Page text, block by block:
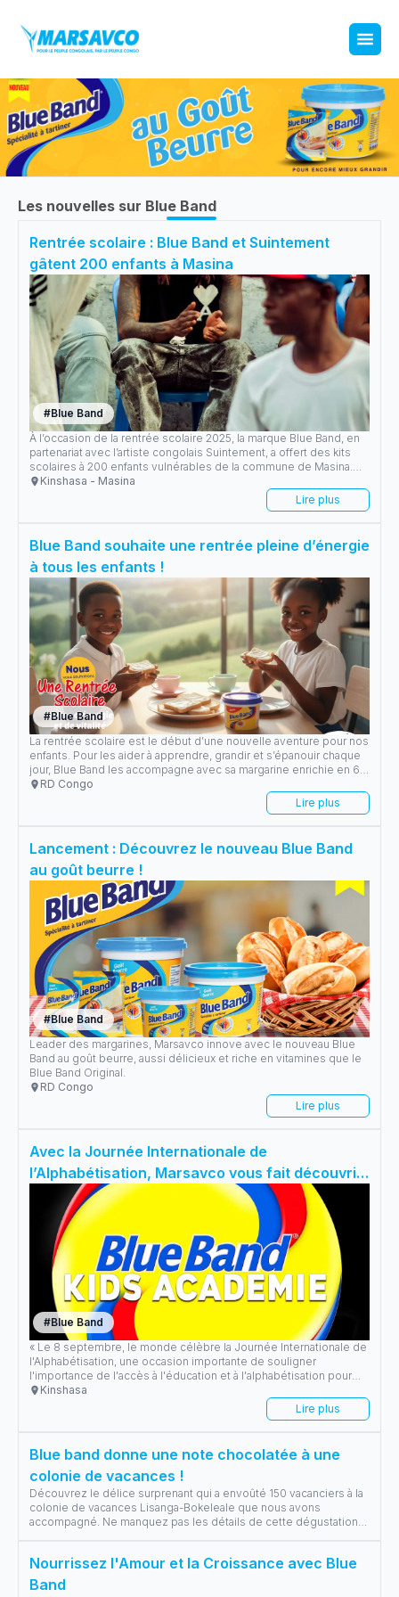
Les nouvelles sur Blue Band
Rentrée scolaire : Blue Band et Suintement
gâtent 200 enfants à Masina
#Blue Band
À l’occasion de la rentrée scolaire 2025, la marque Blue Band, en
partenariat avec l’artiste congolais Suintement, a offert des kits
scolaires à 200 enfants vulnérables de la commune de Masina.
Une action solidaire forte, menée depuis la base Titan, pour
soutenir l’éducation et redonner le sourire aux plus jeunes.
Kinshasa - Masina
Lire plus
Blue Band souhaite une rentrée pleine d’énergie
à tous les enfants !
#Blue Band
La rentrée scolaire est le début d’une nouvelle aventure pour nos
enfants. Pour les aider à apprendre, grandir et s’épanouir chaque
jour, Blue Band les accompagne avec sa margarine enrichie en 6
vitamines essentielles (A, B1, B2, B3, B9 et D), source d’énergie et
RD Congo
Lire plus
Lancement : Découvrez le nouveau Blue Band
au goût beurre !
#Blue Band
Leader des margarines, Marsavco innove avec le nouveau Blue
Band au goût beurre, aussi délicieux et riche en vitamines que le
Blue Band Original.
RD Congo
Lire plus
Avec la Journée Internationale de
l’Alphabétisation, Marsavco vous fait découvrir
Blue Band Kids Académie
#Blue Band
« Le 8 septembre, le monde célèbre la Journée Internationale de
l'Alphabétisation, une occasion importante de souligner
l'importance de l'accès à l'éducation et à l'alphabétisation pour
tous les enfants. Marsavco a toujours soutenu cette cause. Elle
fait partie de sa responsabilité en répondant au besoin
Kinshasa
Lire plus
Blue band donne une note chocolatée à une
colonie de vacances !
Découvrez le délice surprenant qui a envoûté 150 vacanciers à la
colonie de vacances Lisanga-Bokeleale que nous avons
accompagné. Ne manquez pas les détails de cette dégustation
Nourrissez l'Amour et la Croissance avec Blue
Band